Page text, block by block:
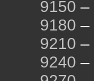
9150 –
9180 –
9210 –
9240 –